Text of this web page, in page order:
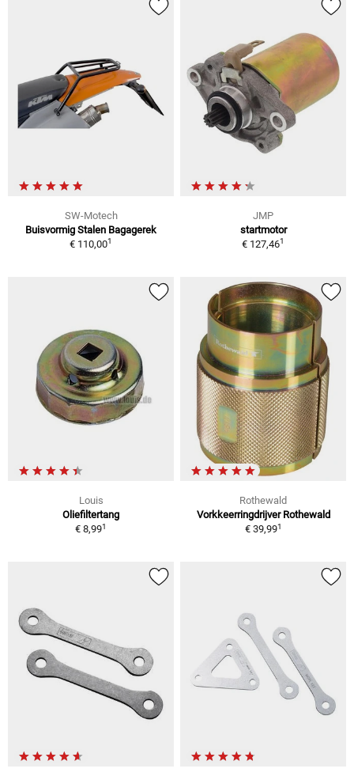
SW-Motech
Buisvormig Stalen Bagagerek
€ 110,001
JMP
startmotor
€ 127,461
Louis
Oliefiltertang
€ 8,991
Rothewald
Vorkkeerringdrijver Rothewald
€ 39,991